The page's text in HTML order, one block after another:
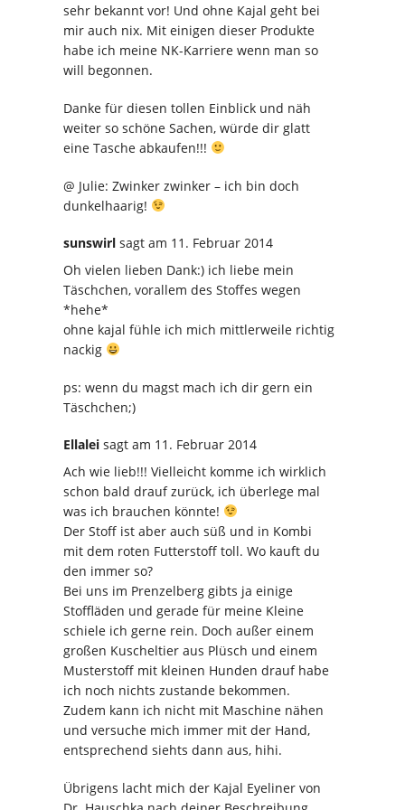
sehr bekannt vor! Und ohne Kajal geht bei
mir auch nix. Mit einigen dieser Produkte
habe ich meine NK-Karriere wenn man so
will begonnen.
Danke für diesen tollen Einblick und näh
weiter so schöne Sachen, würde dir glatt
eine Tasche abkaufen!!!
@ Julie: Zwinker zwinker – ich bin doch
dunkelhaarig!
sunswirl sagt am 11. Februar 2014
Oh vielen lieben Dank:) ich liebe mein
Täschchen, vorallem des Stoffes wegen
*hehe*
ohne kajal fühle ich mich mittlerweile richtig
nackig
ps: wenn du magst mach ich dir gern ein
Täschchen;)
Ellalei sagt am 11. Februar 2014
Ach wie lieb!!! Vielleicht komme ich wirklich
schon bald drauf zurück, ich überlege mal
was ich brauchen könnte!
Der Stoff ist aber auch süß und in Kombi
mit dem roten Futterstoff toll. Wo kauft du
den immer so?
Bei uns im Prenzelberg gibts ja einige
Stoffläden und gerade für meine Kleine
schiele ich gerne rein. Doch außer einem
großen Kuscheltier aus Plüsch und einem
Musterstoff mit kleinen Hunden drauf habe
ich noch nichts zustande bekommen.
Zudem kann ich nicht mit Maschine nähen
und versuche mich immer mit der Hand,
entsprechend siehts dann aus, hihi.
Übrigens lacht mich der Kajal Eyeliner von